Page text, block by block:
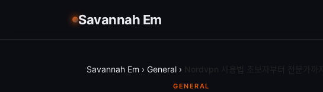
Savannah Em
Savannah Em › General ›
GENERAL